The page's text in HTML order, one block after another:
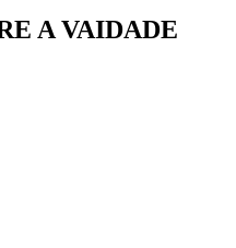
A VAIDADE